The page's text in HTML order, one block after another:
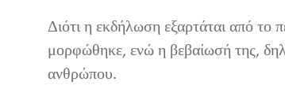
Διότι η εκδήλωση εξαρτάται από το
μορφώθηκε, ενώ η βεβαίωσή της,
ανθρώπου.